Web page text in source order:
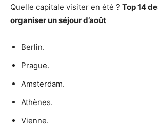
Quelle capitale visiter en été ? Top 14
organiser un séjour d’août
Berlin.
Prague.
Amsterdam.
Athènes.
Vienne.